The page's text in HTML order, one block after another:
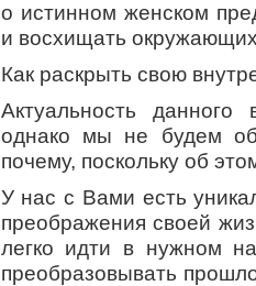
о истинном женском
и восхищать
Как раскрыть свою
Актуальность
однако мы не будем
почему, поскольку об
У нас с Вами есть
преображения своей
легко идти в нужном
преобразовывать